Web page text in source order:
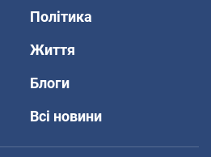
Політика
Життя
Блоги
Всі новини